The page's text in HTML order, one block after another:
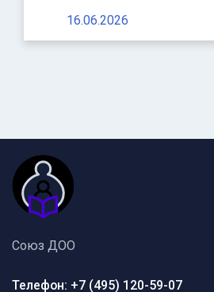
16.06.2026
Союз ДОО
Телефон: +7 (495) 120-59-07